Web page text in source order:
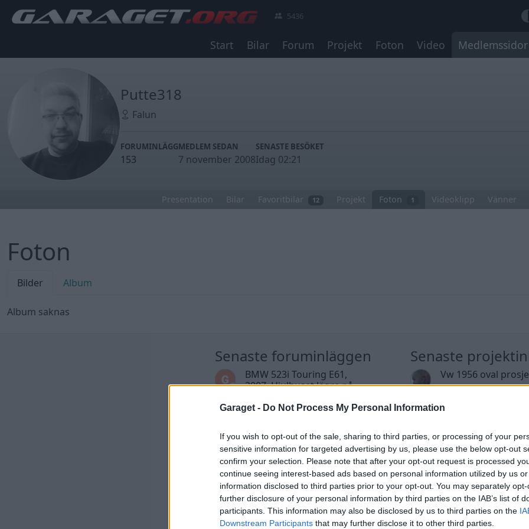
Garaget - Do Not Process My Personal Information
If you wish to opt-out of the sale, sharing to third parties, or processing of your
sensitive information for targeted advertising by us, please use the below opt-out
confirm your selection. Please note that after your opt-out request is processed
continue seeing interest-based ads based on personal information utilized by us
information disclosed to third parties prior to your opt-out. You may separately
further disclosure of your personal information by third parties on the IAB’s list of
participants. This information may also be disclosed by us to third parties on the
Downstream Participants that may further disclose it to other third parties.
5436
Start Bilar Forum Projekt Foton Video Medlemssidor
Putte318
Falun
FORUMINLÄGG
153
MEDLEM SEDAN
7 november 2008
SENASTE BESÖKET
Idag 02:21
Presentation Bilar Favoritbilar 12 Projekt Foton 1 Videoklipp Vänner
Foton
Bilder Album
Album saknas
Senaste foruminläggen
BMW 523i Touring E61,
2007. Hjulhuset lägre på
Senaste inlägget avgabrieljsson för 38
Jag tror att folk köper bil
av helt fel anledning.
39 svar
Senaste inlägget avelektronikfreak för 40
minuter sedaniAllmänt
ID 4 vs EX 40 ? 6 svar
Senaste inlägget avThe-GOAT för 44
Senaste
Vw 1956 oval
S2 Avant. Back to
garagefix.
Senaste inlägget av
iProjekt
Volkswagen Golf
4motion OEM++
inspiration.